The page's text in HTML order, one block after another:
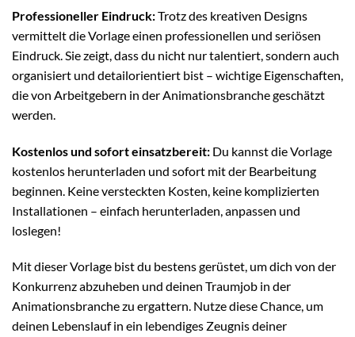
Professioneller Eindruck:Trotz des kreativen Designs
vermittelt die Vorlage einen professionellen und seriösen
Eindruck. Sie zeigt, dass du nicht nur talentiert, sondern auch
organisiert und detailorientiert bist – wichtige Eigenschaften,
die von Arbeitgebern in der Animationsbranche geschätzt
werden.
Kostenlos und sofort einsatzbereit: Du kannst die Vorlage
kostenlos herunterladen und sofort mit der Bearbeitung
beginnen. Keine versteckten Kosten, keine komplizierten
Installationen – einfach herunterladen, anpassen und
loslegen!
Mit dieser Vorlage bist du bestens gerüstet, um dich von der
Konkurrenz abzuheben und deinen Traumjob in der
Animationsbranche zu ergattern. Nutze diese Chance, um
deinen Lebenslauf in ein lebendiges Zeugnis deiner